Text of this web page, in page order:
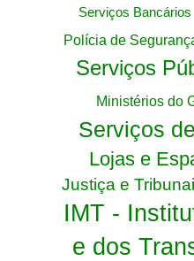
Serviços Bancários
Polícia de
Serviços
Ministérios do
Serviços
Lojas e
Justiça e
IMT -
e dos